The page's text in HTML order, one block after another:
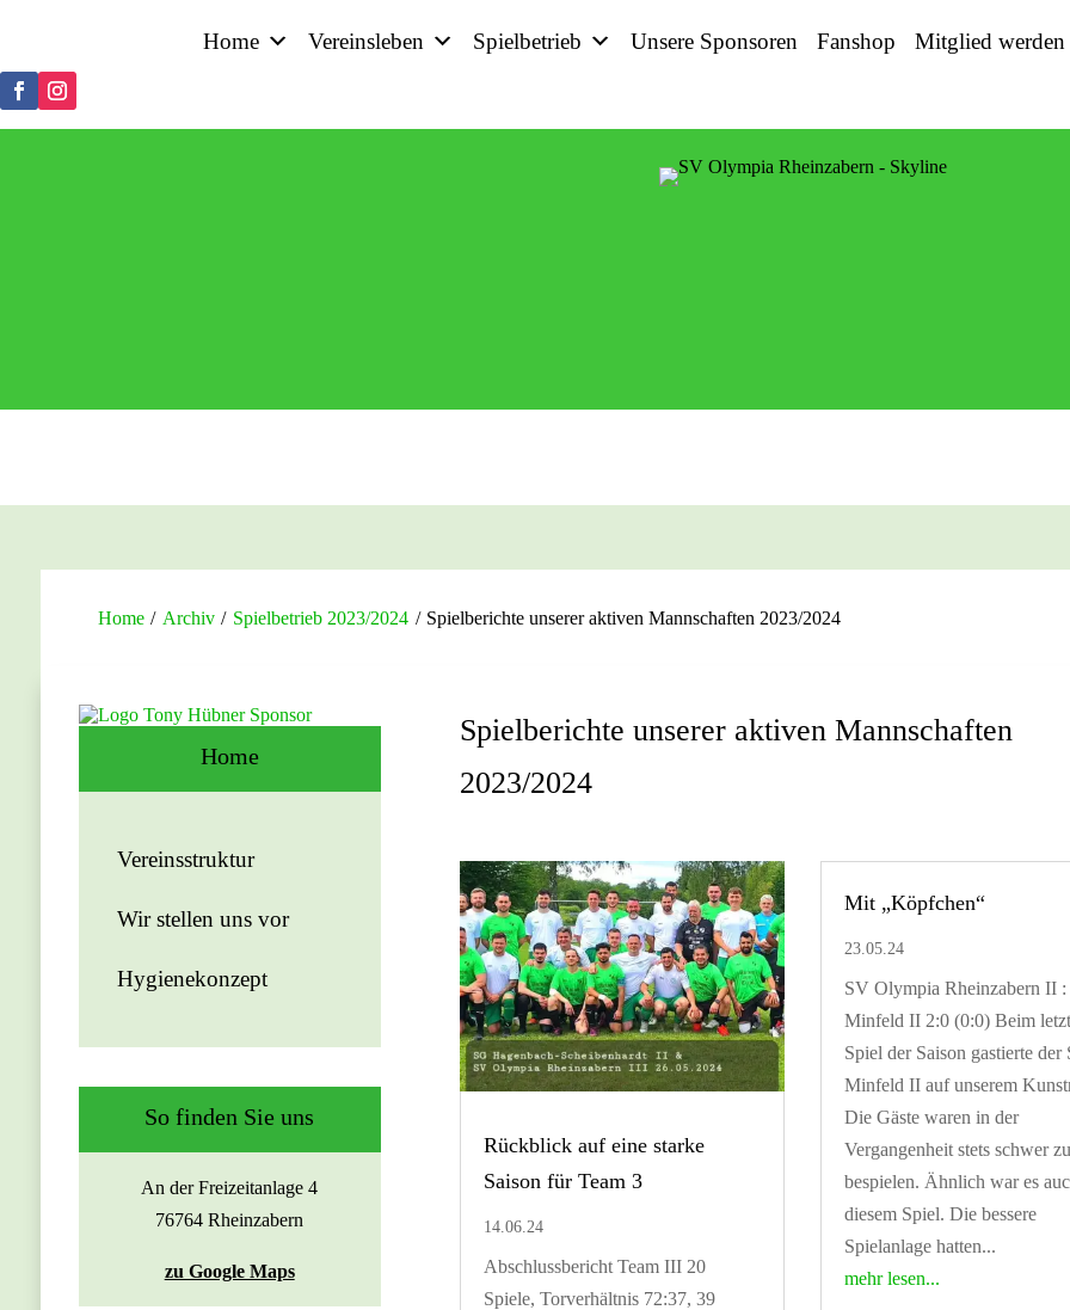
Home Vereinsleben Spielbetrieb Unsere Sponsoren Fanshop Mitglied werden
Home / Archiv / Spielbetrieb 2023/2024 / Spielberichte unserer aktiven Mannschaften 2023/2024
Home
Vereinsstruktur
Wir stellen uns vor
Hygienekonzept
So finden Sie uns
An der Freizeitanlage 4
76764 Rheinzabern
zu Google Maps
Spielberichte unserer aktiven Mannschaften
2023/2024
Rückblick auf eine starke
Saison für Team 3
14.06.24
Abschlussbericht Team III 20
Spiele, Torverhältnis 72:37, 39
Mit „Köpfchen“
23.05.24
SV Olympia Rheinzabern II
Minfeld II 2:0 (0:0) Beim
Spiel der Saison gastierte der
Minfeld II auf unserem
Die Gäste waren in der
Vergangenheit stets schwer zu
bespielen. Ähnlich war es
diesem Spiel. Die bessere
Spielanlage hatten...
mehr lesen...